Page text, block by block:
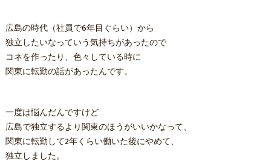
広島の時代（社員で6年目ぐらい）から
独立したいなっていう気持ちがあったので
コネを作ったり、色々している時に
関東に転勤の話があったんです。
一度は悩んだんですけど
広島で独立するより関東のほうがいいかなって、
関東に転勤して2年くらい働いた後にやめて、
独立しました。